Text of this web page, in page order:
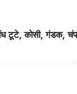
टूटे,कोसी,गंडक,